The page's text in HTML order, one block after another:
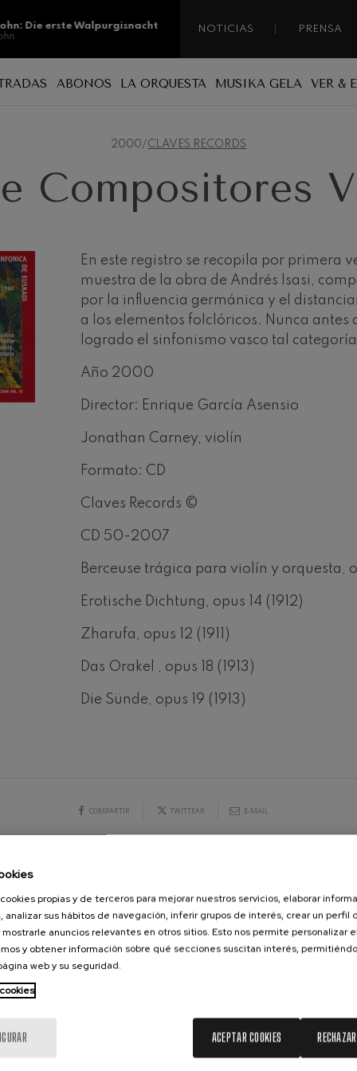
NOTICIAS PRENSA
ABONOS
Tipos de abonos
Nuevos abonos
LA ORQUESTA
Músicas/os
Administración
Trabajar en la orquesta
Compromiso social
Transparencia
MUSIKA GELA VER &
compositores vascosMecenazgo
2000/ CLAVES RECORDS
Compositores
En este registro se recopila por primera
muestra de la obra de Andrés Isasi,
por la influencia germánica y el
a los elementos folclóricos. Nunca antes
logrado el sinfonismo vasco tal
Año 2000
Director: Enrique García Asensio
Jonathan Carney, violín
Formato: CD
Claves Records ©
CD 50-2007
Berceuse trágica para violín y orquesta,
Erotische Dichtung, opus 14 (1912)
Zharufa, opus 12 (1911)
Das Orakel , opus 18 (1913)
Die Sünde, opus 19 (1913)
COMPARTIR TWITTEAR E-MAIL
CONCIERTOS Y ENTRADAS
11 12 13 14 15 16 17 18 19 20
JU
21 22
Die erste Walpurgisnacht
Bach: Ich Habe Genug
Bach
di Roma
para violonchelo
sinfónicas
Sinfonía nº2
Mozart: Concierto para
Mozart
propias y de terceros para mejorar nuestros servicios, elaborar
analizar sus hábitos de navegación, inferir grupos de interés, crear un perfil
anuncios relevantes en otros sitios. Esto nos permite personalizar
y obtener información sobre qué secciones suscitan interés,
web y su seguridad.
ACEPTAR COOKIES